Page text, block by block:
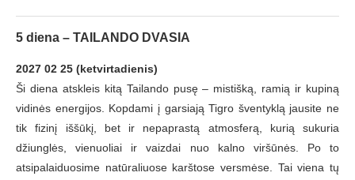
5 diena – TAILANDO DVASIA
2027 02 25 (ketvirtadienis)
Ši diena atskleis kitą Tailando pusę – mistišką, ramią ir kupiną
vidinės energijos. Kopdami į garsiają Tigro šventyklą jausite ne
tik fizinį iššūkį, bet ir nepaprastą atmosferą, kurią sukuria
džiunglės, vienuoliai ir vaizdai nuo kalno viršūnės. Po to
atsipalaiduosime natūraliuose karštose versmėse. Tai viena tų